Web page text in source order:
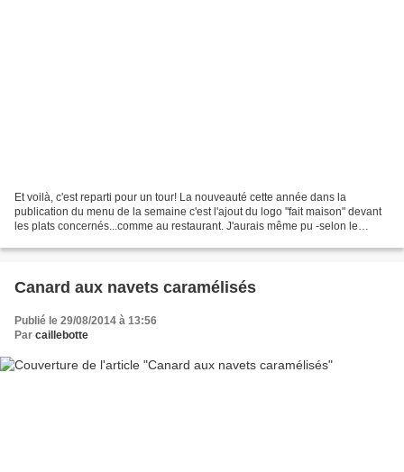
Et voilà, c'est reparti pour un tour! La nouveauté cette année dans la
publication du menu de la semaine c'est l'ajout du logo "fait maison" devant
les plats concernés...comme au restaurant. J'aurais même pu -selon le
Canard aux navets caramélisés
Publié le 29/08/2014 à 13:56
Par caillebotte